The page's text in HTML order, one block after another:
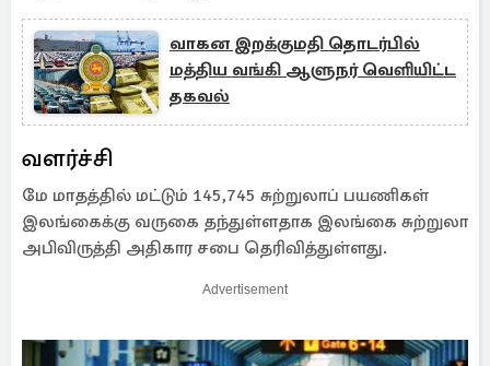
வாகன இறக்குமதி தொடர்பில்
மத்திய வங்கி ஆளுநர் வெளியிட்ட
தகவல்
வளர்ச்சி
மே மாதத்தில் மட்டும் 145,745 சுற்றுலாப் பயணிகள்
இலங்கைக்கு வருகை தந்துள்ளதாக இலங்கை சுற்றுலா
அபிவிருத்தி அதிகார சபை தெரிவித்துள்ளது.
Advertisement